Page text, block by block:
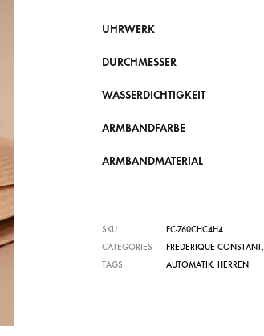
UHRWERK
DURCHMESSER
WASSERDICHTIGKEIT
ARMBANDFARBE
ARMBANDMATERIAL
SKU
FC-760CHC4H4
CATEGORIES
FREDERIQUE CONSTANT,
TAGS
AUTOMATIK, HERREN